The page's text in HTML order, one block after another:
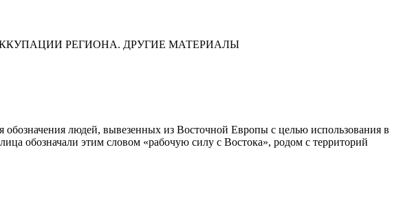
РЕГИОНА. ДРУГИЕ МАТЕРИАЛЫ
людей, вывезенных из Восточной Европы с целью использования в
обозначали этим словом «рабочую силу с Востока», родом с территорий